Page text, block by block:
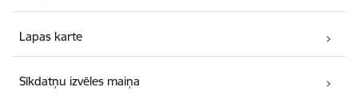
Lapas karte
Sīkdatņu izvēles maiņa